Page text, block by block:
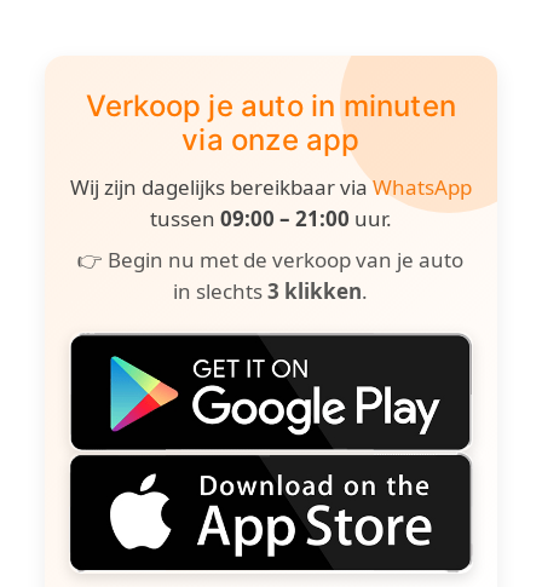
Verkoop je auto in minuten
via onze app
Wij zijn dagelijks bereikbaar viaWhatsApp
tussen 09:00 – 21:00 uur.
👉 Begin nu met de verkoop van je auto
in slechts3 klikken.